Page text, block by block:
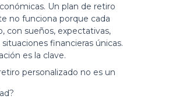
Un plan de retiro
no funciona porque cada
con sueños, expectativas,
financieras únicas.
es la clave.
personalizado no es un